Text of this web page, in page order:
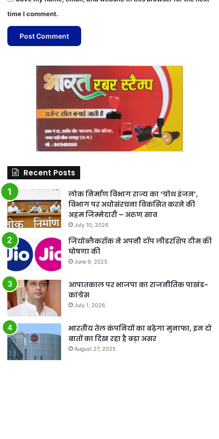
time I comment.
Recent Posts
लोक निर्माण विभाग राज्य का ‘ग्रोथ इंजन’,
विभाग पर अधोसंरचना विकसित करने की
अहम जिम्मेदारी – अरुण साव
July 10, 2026
जियोब्लैकरॉक ने अपनी टॉप लीडरशिप टीम की
घोषणा की
June 9, 2025
आपातकाल पर भाजपा का राजनीतिक पाखंड-
कांग्रेस
July 1, 2026
भारतीय तेल कंपनियों का बढ़ेगा मुनाफा, इन दो
बातों का दिख रहा है बड़ा असर
August 27, 2025